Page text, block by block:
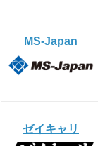
MS-Japan
ゼイキャリ